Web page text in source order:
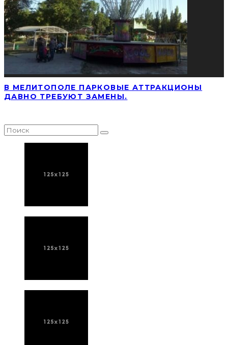
В МЕЛИТОПОЛЕ ПАРКОВЫЕ АТТРАКЦИОНЫ
ДАВНО ТРЕБУЮТ ЗАМЕНЫ.